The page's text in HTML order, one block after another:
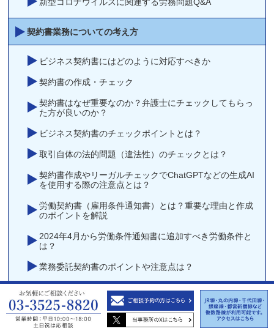
契約書業務についての考え方
ビジネス契約書にはどのように対応すべきか
契約書の作成・チェック
契約書はなぜ重要なのか？弁護士にチェックしてもらっ
た方が良いのか？
ビジネス契約書のチェックポイントとは？
取引自体の法的問題（違法性）のチェックとは？
契約書作成やリーガルチェックでChatGPTなどの生成AI
を使用する際の注意点とは？
労働契約書（雇用条件通知書）とは？重要な理由と作成
のポイントを解説
2024年4月から労働条件通知書に追加すべき労働条件と
は？
業務委託契約書のポイントや注意点は？
NDA（秘密保持契約書）